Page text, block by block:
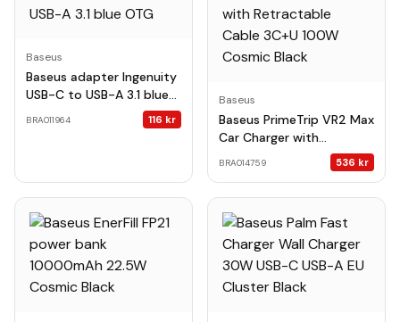
Baseus
Baseus adapter Ingenuity
USB-C to USB-A 3.1 blue
BRA011964 116 kr
Baseus
Baseus PrimeTrip VR2 Max
Car Charger with
Retractable Cable 3C+U
100W Cosmic Black
BRA014759 536 kr